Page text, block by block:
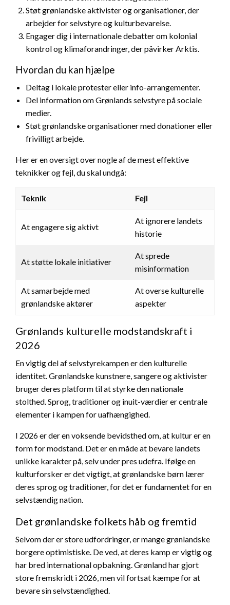
Støt grønlandske aktivister og organisationer, der
arbejder for selvstyre og kulturbevarelse.
Engager dig i internationale debatter om kolonial
kontrol og klimaforandringer, der påvirker Arktis.
Hvordan du kan hjælpe
Deltag i lokale protester eller info-arrangementer.
Del information om Grønlands selvstyre på sociale
medier.
Støt grønlandske organisationer med donationer eller
frivilligt arbejde.
Her er en oversigt over nogle af de mest effektive
teknikker og fejl, du skal undgå:
Teknik Fejl
At engagere sig aktivt
At ignorere landets
historie
At støtte lokale initiativer
At sprede
misinformation
At samarbejde med
grønlandske aktører
At overse kulturelle
aspekter
Grønlands kulturelle modstandskraft i
2026
En vigtig del af selvstyrekampen er den kulturelle
identitet. Grønlandske kunstnere, sangere og aktivister
bruger deres platform til at styrke den nationale
stolthed. Sprog, traditioner og inuit-værdier er centrale
elementer i kampen for uafhængighed.
I 2026 er der en voksende bevidsthed om, at kultur er en
form for modstand. Det er en måde at bevare landets
unikke karakter på, selv under pres udefra. Ifølge en
kulturforsker er det vigtigt, at grønlandske børn lærer
deres sprog og traditioner, for det er fundamentet for en
selvstændig nation.
Det grønlandske folkets håb og fremtid
Selvom der er store udfordringer, er mange grønlandske
borgere optimistiske. De ved, at deres kamp er vigtig og
har bred international opbakning. Grønland har gjort
store fremskridt i 2026, men vil fortsat kæmpe for at
bevare sin selvstændighed.